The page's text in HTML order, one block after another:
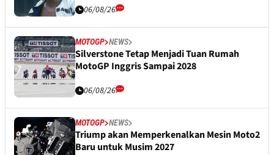
06/08/26
MOTOGP NEWS
Silverstone Tetap Menjadi Tuan Rumah
MotoGP Inggris Sampai 2028
06/08/26
MOTOGP NEWS
Triump akan Memperkenalkan Mesin Moto2
Baru untuk Musim 2027